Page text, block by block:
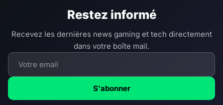
Restez informé
Recevez les dernières news gaming et tech directement
dans votre boîte mail.
S'abonner